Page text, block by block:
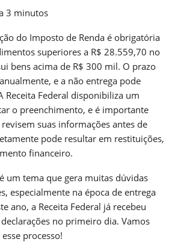
3 minutos
do Imposto de Renda é obrigatória
superiores a R$ 28.559,70 no
bens acima de R$ 300 mil. O prazo
e a não entrega pode
Receita Federal disponibiliza um
o preenchimento, e é importante
suas informações antes de
pode resultar em restituições,
financeiro.
é um tema que gera muitas dúvidas
especialmente na época de entrega
ano, a Receita Federal já recebeu
no primeiro dia. Vamos
processo!